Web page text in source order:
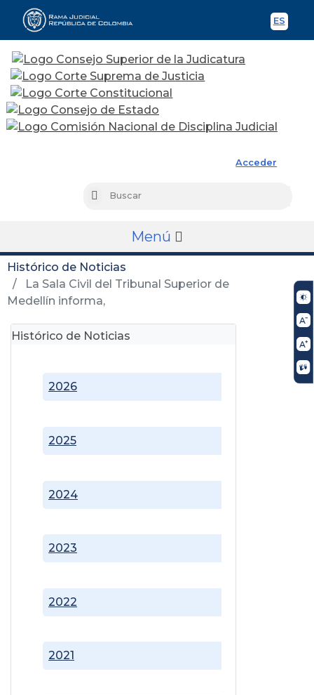
ES
Acceder
Buscar
Menú
Histórico de Noticias
La Sala Civil del Tribunal Superior de
Medellín informa,
Histórico de Noticias
2021
2022
2023
2024
2025
2026